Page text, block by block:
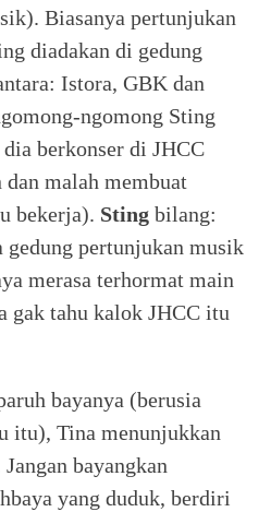
Biasanya pertunjukan
diadakan di gedung
Istora, GBK dan
ngomong Sting
berkonser di JHCC
malah membuat
bekerja). Sting bilang:
gedung pertunjukan musik
merasa terhormat main
tahu kalok JHCC itu
bayanya (berusia
itu), Tina menunjukkan
bayangkan
yang duduk, berdiri